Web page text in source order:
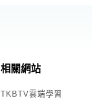
相關網站
TKBTV雲端學習